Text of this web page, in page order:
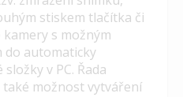
stiskem tlačítka či
s možným
do automaticky
v PC. Řada
možnost vytváření